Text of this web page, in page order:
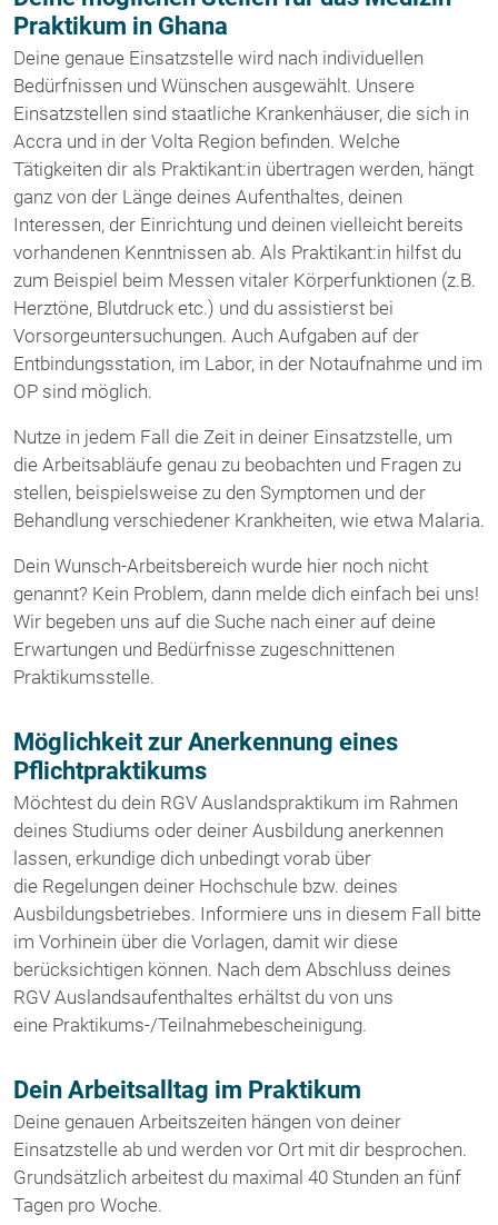
Praktikum in Ghana
Deine genaue Einsatzstelle wird nach individuellen
Bedürfnissen und Wünschen ausgewählt. Unsere
Einsatzstellen sind staatliche Krankenhäuser, die sich in
Accra und in der Volta Region befinden. Welche
Tätigkeiten dir als Praktikant:in übertragen werden, hängt
ganz von der Länge deines Aufenthaltes, deinen
Interessen, der Einrichtung und deinen vielleicht bereits
vorhandenen Kenntnissen ab. Als Praktikant:in hilfst du
zum Beispiel beim Messen vitaler Körperfunktionen (z.B.
Herztöne, Blutdruck etc.) und du assistierst bei
Vorsorgeuntersuchungen. Auch Aufgaben auf der
Entbindungsstation, im Labor, in der Notaufnahme und im
OP sind möglich.
Nutze in jedem Fall die Zeit in deiner Einsatzstelle, um
die Arbeitsabläufe genau zu beobachten und Fragen zu
stellen, beispielsweise zu den Symptomen und der
Behandlung verschiedener Krankheiten, wie etwa Malaria.
Dein Wunsch-Arbeitsbereich wurde hier noch nicht
genannt? Kein Problem, dann melde dich einfach bei uns!
Wir begeben uns auf die Suche nach einer auf deine
Erwartungen und Bedürfnisse zugeschnittenen
Praktikumsstelle.
Möglichkeit zur Anerkennung eines
Pflichtpraktikums
Möchtest du dein RGV Auslandspraktikum im Rahmen
deines Studiums oder deiner Ausbildung anerkennen
lassen, erkundige dich unbedingt vorab über
die Regelungen deiner Hochschule bzw. deines
Ausbildungsbetriebes. Informiere uns in diesem Fall bitte
im Vorhinein über die Vorlagen, damit wir diese
berücksichtigen können. Nach dem Abschluss deines
RGV Auslandsaufenthaltes erhältst du von uns
eine Praktikums-/Teilnahmebescheinigung.
Dein Arbeitsalltag im Praktikum
Deine genauen Arbeitszeiten hängen von deiner
Einsatzstelle ab und werden vor Ort mit dir besprochen.
Grundsätzlich arbeitest du maximal 40 Stunden an fünf
Tagen pro Woche.